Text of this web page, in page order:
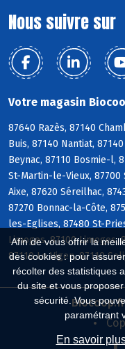
Afin de vous offrir la
des cookies : pour
récolter des statistiques
du site et vous
sécurité. Vous
paramétrant
En savoir
Nous suivre sur
Votre magasin
87640 Razès, 87140
Buis, 87140 Nantiat,
Beynac, 87110 Bosmie-l,
St-Martin-le-Vieux, 87700
Aixe, 87620 Séreilhac,
87270 Bonnac-la-Côte,
les-Eglises, 87480 St-
Limoges, 87100 Limoges,
87110 Le Vigen, 87110
Biocoop.fr